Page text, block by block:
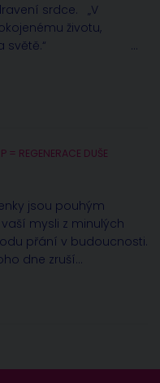
srdce. „V
životu,
na světě.“ ...
= REGENERACE DUŠE
jsou pouhým
mysli z minulých
přání v budoucnosti.
dne zruší...